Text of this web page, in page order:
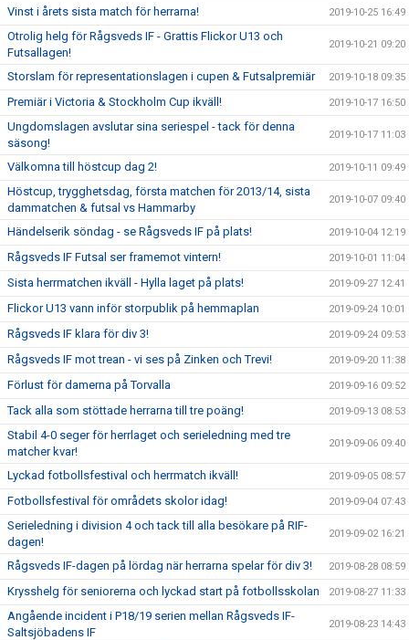
Vinst i årets sista match för herrarna! 2019-10-25 16:49
Otrolig helg för Rågsveds IF - Grattis Flickor U13 och
Futsallagen!
2019-10-21 09:20
Storslam för representationslagen i cupen & Futsalpremiär 2019-10-18 09:35
Premiär i Victoria & Stockholm Cup ikväll! 2019-10-17 16:50
Ungdomslagen avslutar sina seriespel - tack för denna
säsong!
2019-10-17 11:03
Välkomna till höstcup dag 2! 2019-10-11 09:49
Höstcup, trygghetsdag, första matchen för 2013/14, sista
dammatchen & futsal vs Hammarby
2019-10-07 09:40
Händelserik söndag - se Rågsveds IF på plats! 2019-10-04 12:19
Rågsveds IF Futsal ser framemot vintern! 2019-10-01 11:04
Sista herrmatchen ikväll - Hylla laget på plats! 2019-09-27 12:41
Flickor U13 vann inför storpublik på hemmaplan 2019-09-24 10:01
Rågsveds IF klara för div 3! 2019-09-24 09:53
Rågsveds IF mot trean - vi ses på Zinken och Trevi! 2019-09-20 11:38
Förlust för damerna på Torvalla 2019-09-16 09:52
Tack alla som stöttade herrarna till tre poäng! 2019-09-13 08:53
Stabil 4-0 seger för herrlaget och serieledning med tre
matcher kvar!
2019-09-06 09:40
Lyckad fotbollsfestival och herrmatch ikväll! 2019-09-05 08:57
Fotbollsfestival för områdets skolor idag! 2019-09-04 07:43
Serieledning i division 4 och tack till alla besökare på RIF-
dagen!
2019-09-02 16:21
Rågsveds IF-dagen på lördag när herrarna spelar för div 3! 2019-08-28 08:59
Krysshelg för seniorerna och lyckad start på fotbollsskolan 2019-08-27 11:33
Angående incident i P18/19 serien mellan Rågsveds IF-
Saltsjöbadens IF
2019-08-23 14:43